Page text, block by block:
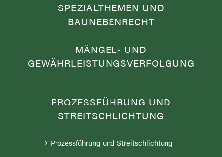
SPEZIALTHEMEN UND
BAUNEBENRECHT
MÄNGEL- UND
GEWÄHRLEISTUNGSVERFOLGUNG
PROZESSFÜHRUNG UND
STREITSCHLICHTUNG
Prozessführung und Streitschlichtung